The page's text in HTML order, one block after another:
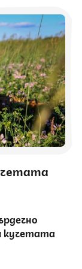
кучетата